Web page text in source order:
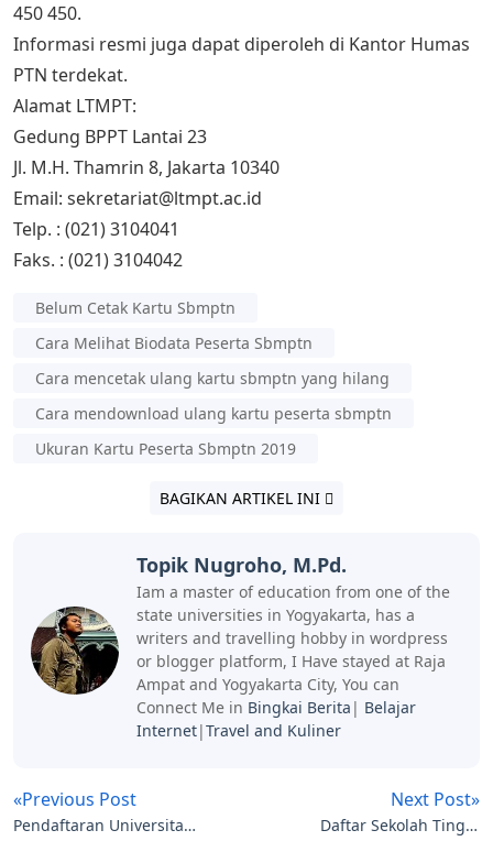
450 450.
Informasi resmi juga dapat diperoleh di Kantor Humas
PTN terdekat.
Alamat LTMPT:
Gedung BPPT Lantai 23
Jl. M.H. Thamrin 8, Jakarta 10340
Email: sekretariat@ltmpt.ac.id
Telp. : (021) 3104041
Faks. : (021) 3104042
Belum Cetak Kartu Sbmptn
Cara Melihat Biodata Peserta Sbmptn
Cara mencetak ulang kartu sbmptn yang hilang
Cara mendownload ulang kartu peserta sbmptn
Ukuran Kartu Peserta Sbmptn 2019
BAGIKAN ARTIKEL INI
Topik Nugroho, M.Pd.
Iam a master of education from one of the
state universities in Yogyakarta, has a
writers and travelling hobby in wordpress
or blogger platform, I Have stayed at Raja
Ampat and Yogyakarta City, You can
Connect Me in Bingkai Berita | Belajar
Internet|Travel and Kuliner
«Previous Post
Pendaftaran Universitas
Next Post»
Daftar Sekolah Tinggi